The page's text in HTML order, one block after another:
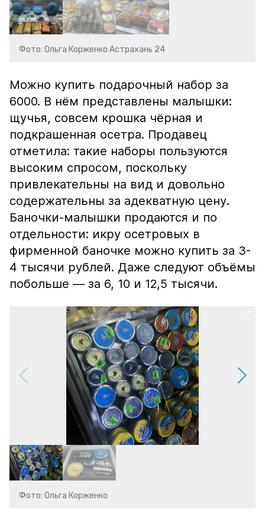
Фото: Ольга Корженко Астрахань 24
Можно купить подарочный набор за
6000. В нём представлены малышки:
щучья, совсем крошка чёрная и
подкрашенная осетра. Продавец
отметила: такие наборы пользуются
высоким спросом, поскольку
привлекательны на вид и довольно
содержательны за адекватную цену.
Баночки-малышки продаются и по
отдельности: икру осетровых в
фирменной баночке можно купить за 3-
4 тысячи рублей. Даже следуют объёмы
побольше — за 6, 10 и 12,5 тысячи.
Фото: Ольга Корженко